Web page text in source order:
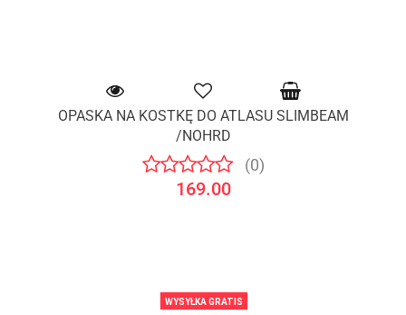
OPASKA NA KOSTKĘ DO ATLASU SLIMBEAM
/NOHRD
(0)
169.00
WYSYŁKA GRATIS